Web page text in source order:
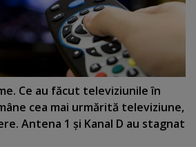
Ce au făcut televiziunile în
cea mai urmărită televiziune,
Antena 1 şi Kanal D au stagnat